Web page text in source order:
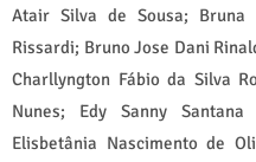
Atair Silva de Sousa; Bruna
Rissardi; Bruno Jose Dani
Charllyngton Fábio da Silva
Nunes; Edy Sanny
Elisbetânia Nascimento de